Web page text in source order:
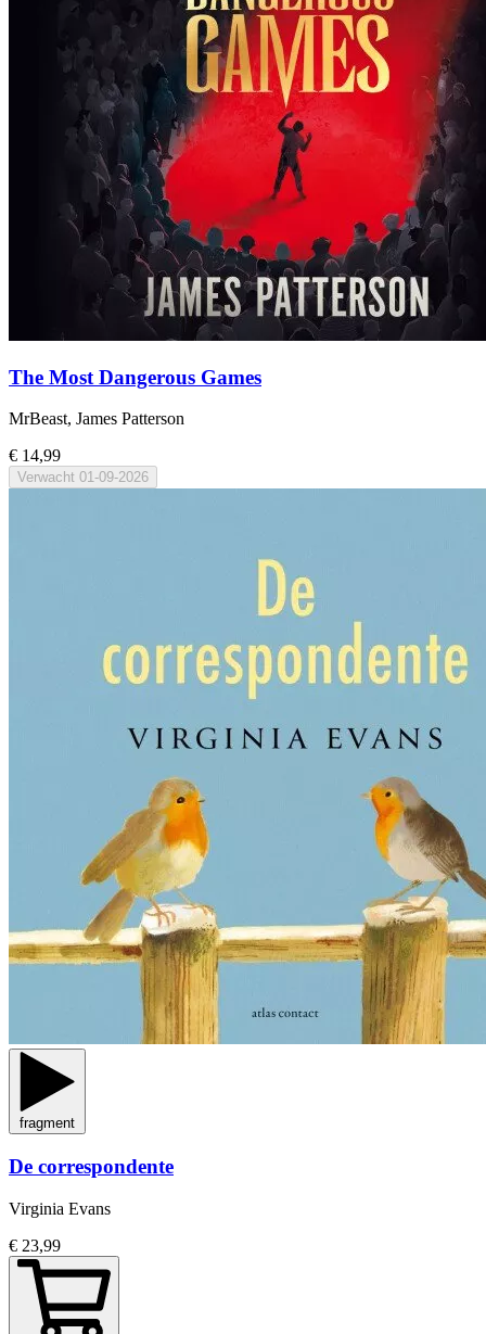
The Most Dangerous Games
MrBeast, James Patterson
€ 14,99
Verwacht 01-09-2026
fragment
De correspondente
Virginia Evans
€ 23,99